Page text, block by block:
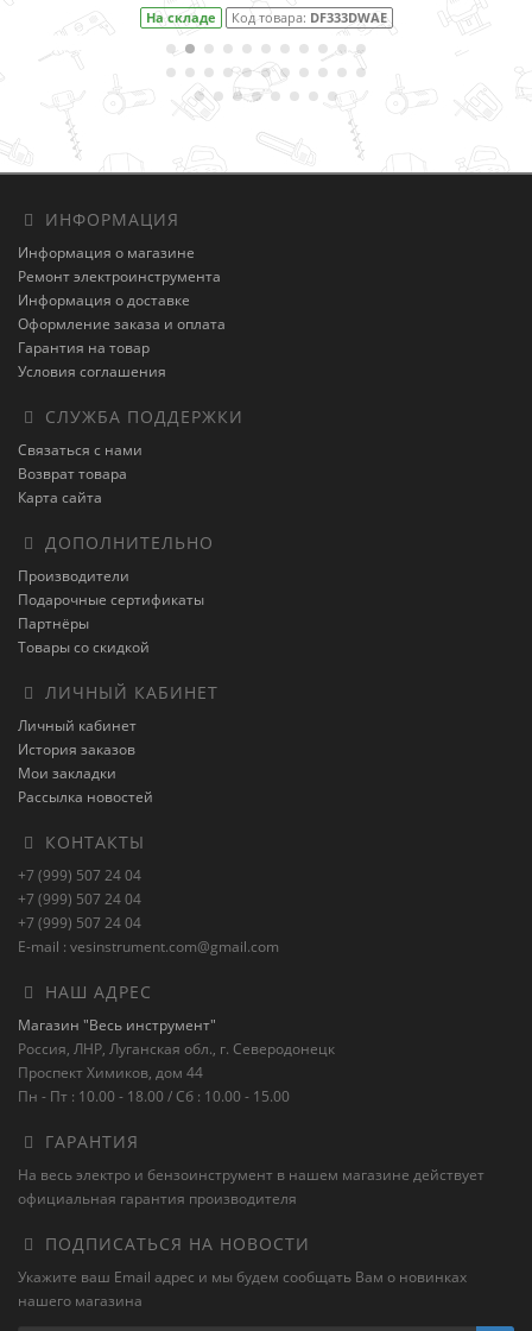
На складе Код товара: DF333DWAE
ИНФОРМАЦИЯ
Информация о магазине
Ремонт электроинструмента
Информация о доставке
Оформление заказа и оплата
Гарантия на товар
Условия соглашения
СЛУЖБА ПОДДЕРЖКИ
Связаться с нами
Возврат товара
Карта сайта
ДОПОЛНИТЕЛЬНО
Производители
Подарочные сертификаты
Партнёры
Товары со скидкой
ЛИЧНЫЙ КАБИНЕТ
Личный кабинет
История заказов
Мои закладки
Рассылка новостей
КОНТАКТЫ
+7 (999) 507 24 04
+7 (999) 507 24 04
+7 (999) 507 24 04
E-mail : vesinstrument.com@gmail.com
НАШ АДРЕС
Магазин "Весь инструмент"
Россия, ЛНР, Луганская обл., г. Северодонецк
Проспект Химиков, дом 44
Пн - Пт : 10.00 - 18.00 / Сб : 10.00 - 15.00
ГАРАНТИЯ
На весь электро и бензоинструмент в нашем магазине действует
официальная гарантия производителя
ПОДПИСАТЬСЯ НА НОВОСТИ
Укажите ваш Email адрес и мы будем сообщать Вам о новинках
нашего магазина